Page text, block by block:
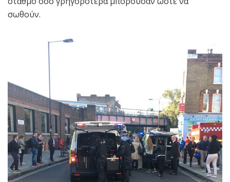
σωθούν.